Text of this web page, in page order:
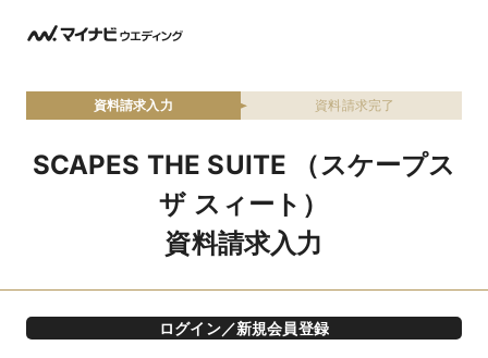
資料請求入力 資料請求完了
SCAPES THE SUITE （スケープス
ザ スィート）
資料請求入力
ログイン／新規会員登録